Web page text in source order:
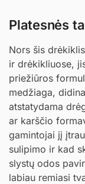
Platesnės
Nors šis
ir drėkikliuose,
priežiūros
medžiaga,
atstatydama
ar karščio
gamintojai jį
sulipimo ir kad
slystų odos
labiau remiasi